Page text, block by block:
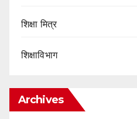
शिक्षा मित्र
शिक्षाविभाग
Archives